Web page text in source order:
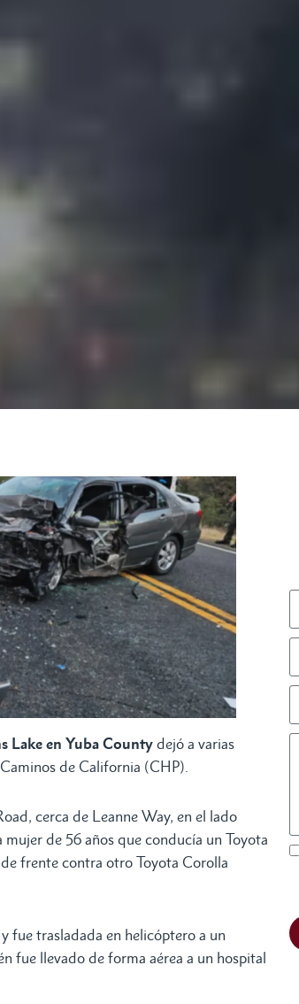
Lake en Yuba County dejó a varias
de California (CHP).
cerca de Leanne Way, en el lado
de 56 años que conducía un Toyota
frente contra otro Toyota Corolla
fue trasladada en helicóptero a un
fue llevado de forma aérea a un hospital